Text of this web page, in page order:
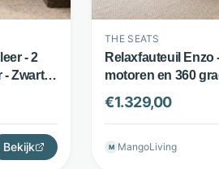
- 2
- Zwart -
Bekijk
THE SEATS
Relaxfauteuil Enzo
motoren en 360
Cognac - The Seats
€1.329,00
M MangoLiving